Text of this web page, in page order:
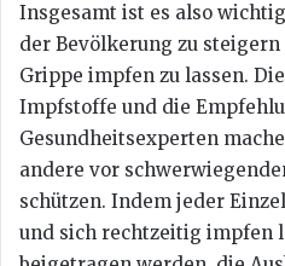
Insgesamt ist es also
der Bevölkerung zu
Grippe impfen zu lassen.
Impfstoffe und die
Gesundheitsexperten
andere vor
schützen. Indem jeder
und sich rechtzeitig impfen